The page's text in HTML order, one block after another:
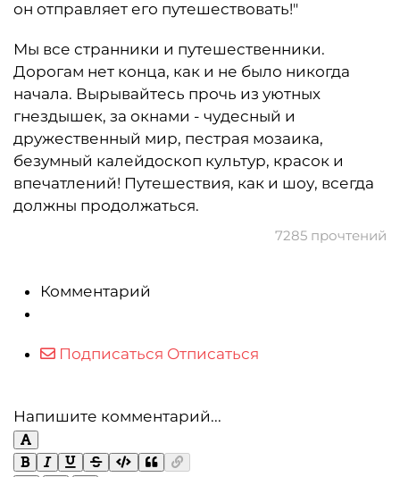
он отправляет его путешествовать!"
Мы все странники и путешественники.
Дорогам нет конца, как и не было никогда
начала. Вырывайтесь прочь из уютных
гнездышек, за окнами - чудесный и
дружественный мир, пестрая мозаика,
безумный калейдоскоп культур, красок и
впечатлений! Путешествия, как и шоу, всегда
должны продолжаться.
7285 прочтений
Комментарий
Подписаться Отписаться
Напишите комментарий...